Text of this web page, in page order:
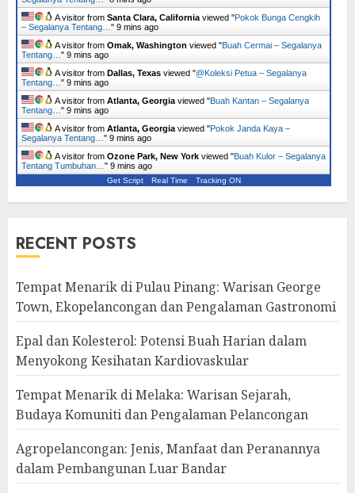
A visitor from Santa Clara, California viewed "Pokok Bunga Cengkih
– Segalanya Tentang… " 9 mins ago
A visitor from Omak, Washington viewed "Buah Cermai – Segalanya
Tentang… " 9 mins ago
A visitor from Dallas, Texas viewed "@Koleksi Petua – Segalanya
Tentang… " 9 mins ago
A visitor from Atlanta, Georgia viewed "Buah Kantan – Segalanya
Tentang… " 9 mins ago
A visitor from Atlanta, Georgia viewed "Pokok Janda Kaya –
Segalanya Tentang… " 9 mins ago
A visitor from Ozone Park, New York viewed "Buah Kulor – Segalanya
Tentang Tumbuhan… " 9 mins ago
Get Script Real Time Tracking ON
RECENT POSTS
Tempat Menarik di Pulau Pinang: Warisan George
Town, Ekopelancongan dan Pengalaman Gastronomi
Epal dan Kolesterol: Potensi Buah Harian dalam
Menyokong Kesihatan Kardiovaskular
Tempat Menarik di Melaka: Warisan Sejarah,
Budaya Komuniti dan Pengalaman Pelancongan
Agropelancongan: Jenis, Manfaat dan Peranannya
dalam Pembangunan Luar Bandar